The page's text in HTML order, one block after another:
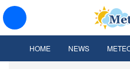
HOME NEWS